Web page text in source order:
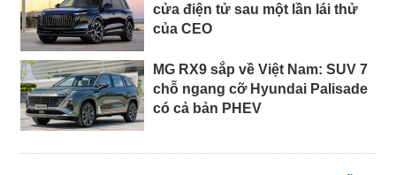
cửa điện tử sau một lần lái thử
của CEO
MG RX9 sắp về Việt Nam: SUV 7
chỗ ngang cỡ Hyundai Palisade
có cả bản PHEV